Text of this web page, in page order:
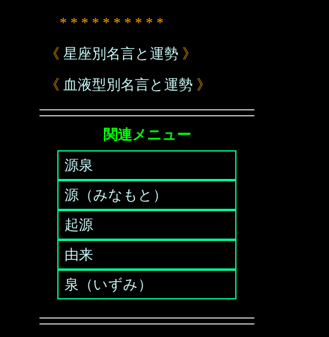
* * * * * * * * * *
《 星座別名言と運勢 》
《 血液型別名言と運勢 》
関連メニュー
源泉
源（みなもと）
起源
由来
泉（いずみ）